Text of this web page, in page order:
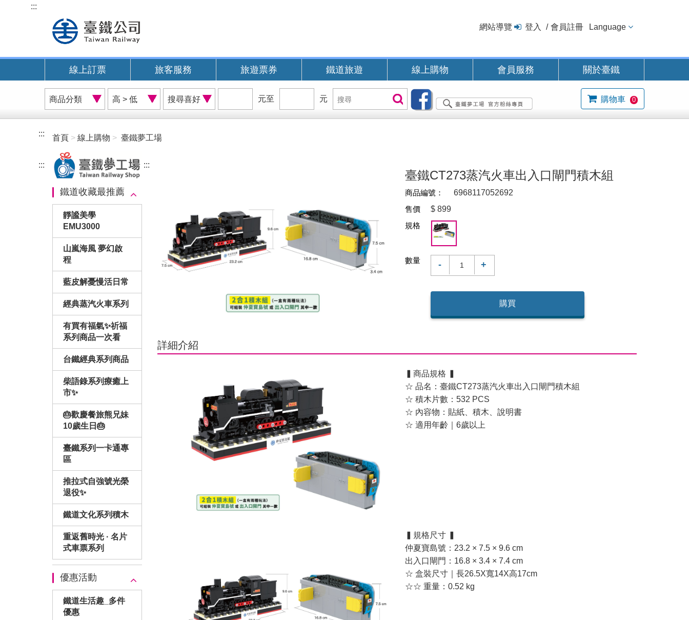
內
:::
網站導覽 登入 會員註冊 Language
線上訂票 旅客服務 旅遊票券 鐵道旅遊 線上購物 會員服務 關於臺鐵
商
品
分
價
格
排
搜
尋
喜
位
元至
位
元
搜
尋
搜尋 購物車 0
::: 首頁 線上購物 臺鐵夢工場
:::
鐵道收藏最推薦
靜謐美學
EMU3000
山嵐海風 夢幻啟
程
藍皮解憂慢活日常
經典蒸汽火車系列
有買有福氣✨祈福
系列商品一次看
台鐵經典系列商品
柴語錄系列療癒上
市✨
🎂歡慶餐旅熊兄妹
10歲生日🎂
臺鐵系列一卡通專
區
推拉式自強號光榮
退役✨
鐵道文化系列積木
重返舊時光 · 名片
式車票系列
優惠活動
鐵道生活趣_多件
優惠
:::
臺鐵CT273蒸汽火車出入口閘門積木組
商品編號：
6968117052692
售價
$ 899
規格
數量 - +
購買
詳細介紹
▍商品規格 ▍
☆ 品名：臺鐵CT273蒸汽火車出入口閘門積木組
☆ 積木片數：532 PCS
☆ 內容物：貼紙、積木、說明書
☆ 適用年齡｜6歲以上
▍規格尺寸 ▍
仲夏寶島號：23.2 × 7.5 × 9.6 cm
出入口閘門：16.8 × 3.4 × 7.4 cm
☆ 盒裝尺寸｜長26.5X寬14X高17cm
☆☆ 重量：0.52 kg